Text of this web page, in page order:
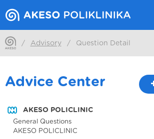
/ Advisory / Question Detail
Advice Center
AKESO POLICLINIC
General Questions
AKESO POLICLINIC